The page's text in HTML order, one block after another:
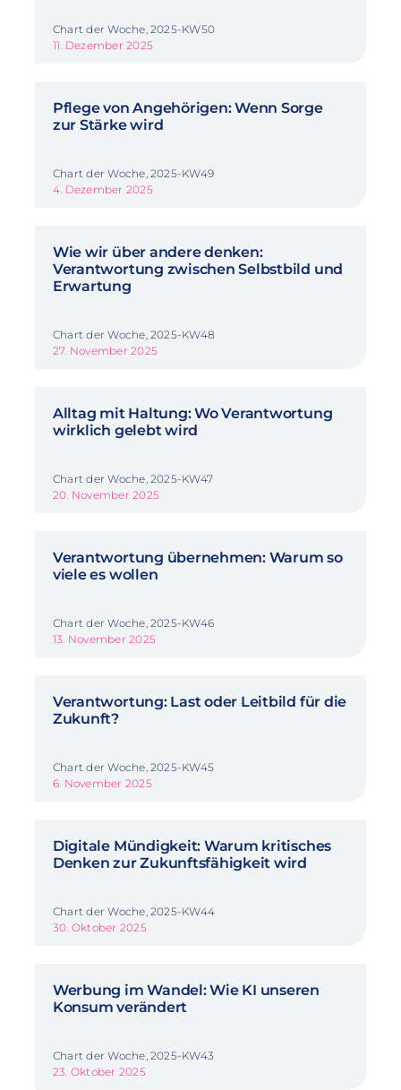
Chart der Woche, 2025-KW50
11. Dezember 2025
Pflege von Angehörigen: Wenn Sorge
zur Stärke wird
Chart der Woche, 2025-KW49
4. Dezember 2025
Wie wir über andere denken:
Verantwortung zwischen Selbstbild und
Erwartung
Chart der Woche, 2025-KW48
27. November 2025
Alltag mit Haltung: Wo Verantwortung
wirklich gelebt wird
Chart der Woche, 2025-KW47
20. November 2025
Verantwortung übernehmen: Warum so
viele es wollen
Chart der Woche, 2025-KW46
13. November 2025
Verantwortung: Last oder Leitbild für die
Zukunft?
Chart der Woche, 2025-KW45
6. November 2025
Digitale Mündigkeit: Warum kritisches
Denken zur Zukunftsfähigkeit wird
Chart der Woche, 2025-KW44
30. Oktober 2025
Werbung im Wandel: Wie KI unseren
Konsum verändert
Chart der Woche, 2025-KW43
23. Oktober 2025